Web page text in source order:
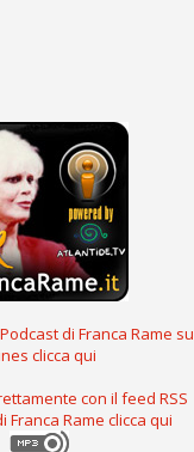
di Franca Rame su
clicca qui
con il feed RSS
Franca Rame clicca qui